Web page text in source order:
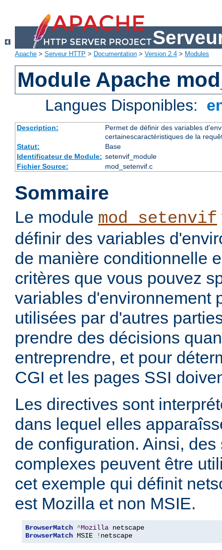
Apache > Serveur HTTP > Documentation > Version 2.4 > Modules
Module Apache
Langues Disponibles:
Description:
Permet de définir des variables
certainescaractéristiques de la
Statut:
Base
Identificateur de Module: setenvif_module
Fichier Source:
mod_setenvif.c
Sommaire
Le module mod_setenvif
définir des variables
de manière conditionnelle
critères que vous pouvez
variables d'environnement
utilisées par d'autres
prendre des décisions
entreprendre, et pour
CGI et les pages SSI
Les directives sont
dans lequel elles
de configuration. Ainsi,
complexes peuvent être
cet exemple qui définit
est Mozilla et non MSIE.
BrowserMatch ^Mozilla
BrowserMatch MSIE ! netscape